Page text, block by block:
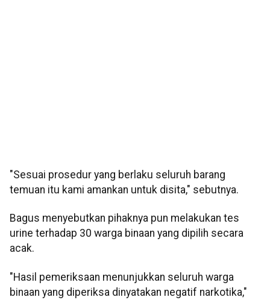
"Sesuai prosedur yang berlaku seluruh barang
temuan itu kami amankan untuk disita," sebutnya.
Bagus menyebutkan pihaknya pun melakukan tes
urine terhadap 30 warga binaan yang dipilih secara
acak.
"Hasil pemeriksaan menunjukkan seluruh warga
binaan yang diperiksa dinyatakan negatif narkotika,"